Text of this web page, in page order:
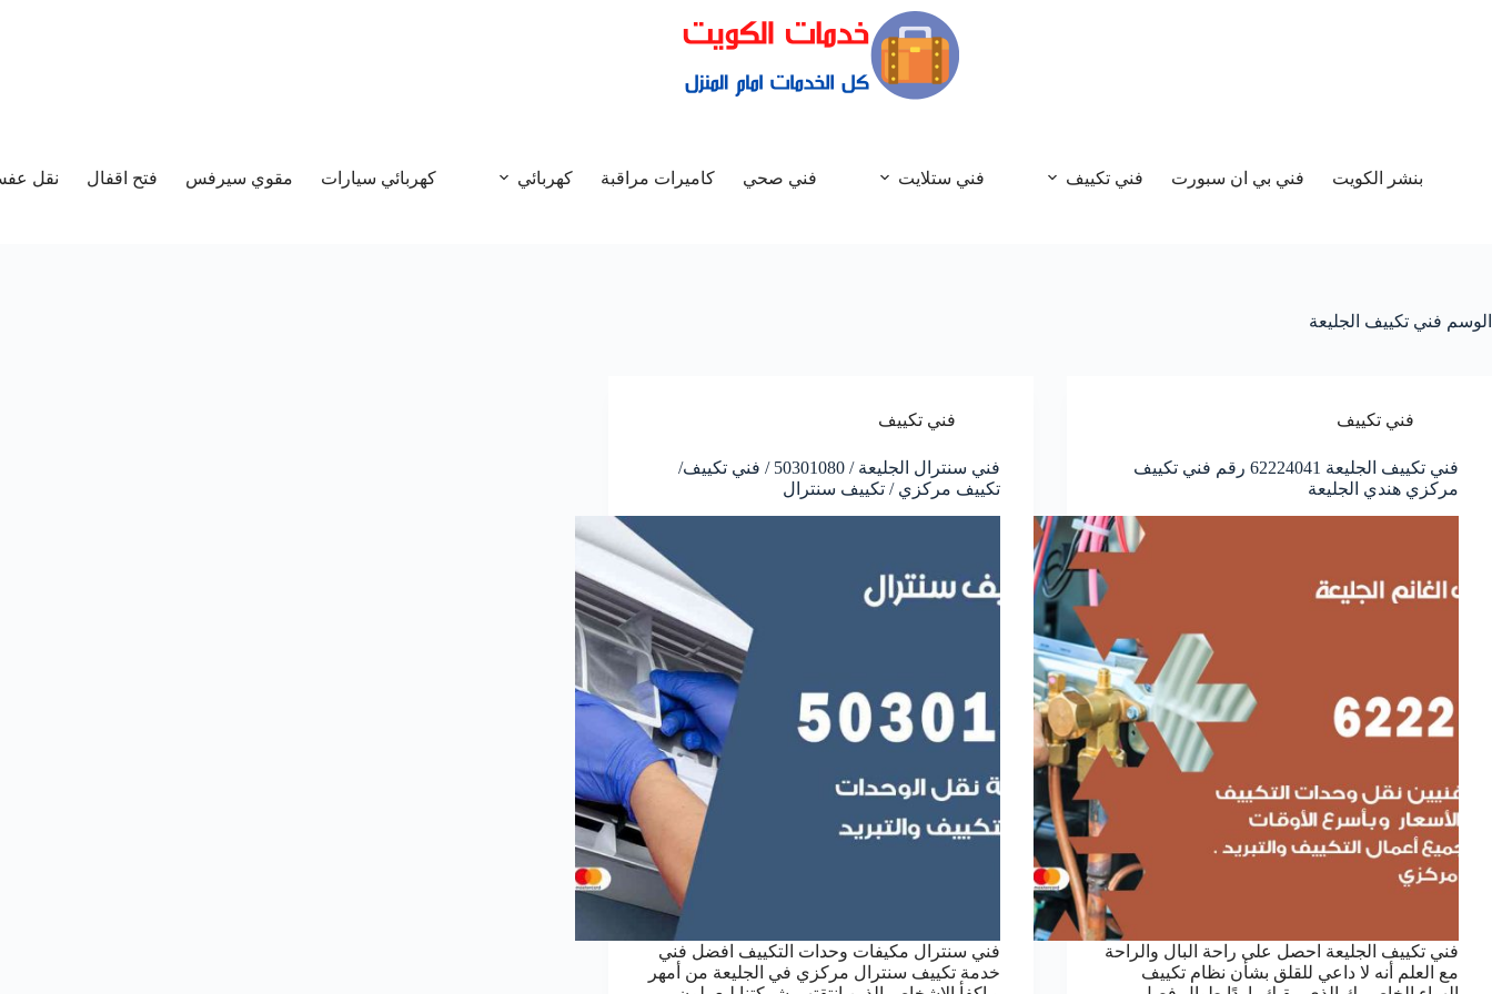
بنشر الكويت فني بي ان سبورت فني تكييف فني ستلايت فني صحي كاميرات مراقبة كهربائي كهربائي سيارات مقوي سيرفس فتح اقفال نقل
الوسم فني تكييف الجليعة
فني تكييف
فني تكييف الجليعة 62224041 رقم فني تكييف
مركزي هندي الجليعة
فني تكييف الجليعة احصل على راحة البال والراحة
مع العلم أنه لا داعي للقلق بشأن نظام تكييف
فني تكييف
فني سنترال الجليعة / 50301080 / فني تكييف/
تكييف مركزي / تكييف سنترال
فني سنترال مكيفات وحدات التكييف افضل فني
خدمة تكييف سنترال مركزي في الجليعة من أمهر